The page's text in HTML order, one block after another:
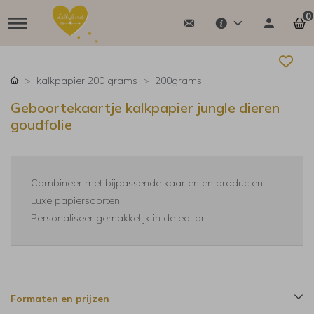
0
kalkpapier 200 grams 200grams
Geboortekaartje kalkpapier jungle dieren
goudfolie
Combineer met bijpassende kaarten en producten
Luxe papiersoorten
Personaliseer gemakkelijk in de editor
Formaten en prijzen